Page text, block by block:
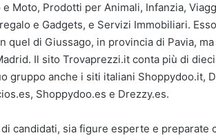
Moto, Prodotti per Animali, Infanzia,
e Gadgets, e Servizi Immobiliari.
quel di Giussago, in provincia di Pavia,
Il sito Trovaprezzi.it conta più di
gruppo anche i siti italiani Shoppydoo.it,
Shoppydoo.es e Drezzy.es.
di candidati, sia figure esperte e